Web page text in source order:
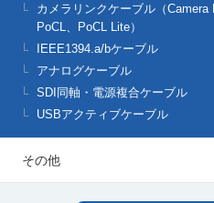
カメラリンクケーブル（Camera
PoCL、PoCL Lite）
IEEE1394.a/bケーブル
アナログケーブル
SDI同軸・電源複合ケーブル
USBアクティブケーブル
その他